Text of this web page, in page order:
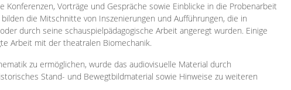
Vorträge und Gespräche sowie Einblicke in die Probenarbeit
die Mitschnitte von Inszenierungen und Aufführungen, die in
durch seine schauspielpädagogische Arbeit angeregt wurden. Einige
Arbeit mit der theatralen Biomechanik.
zu ermöglichen, wurde das audiovisuelle Material durch
Stand- und Bewegtbildmaterial sowie Hinweise zu weiteren